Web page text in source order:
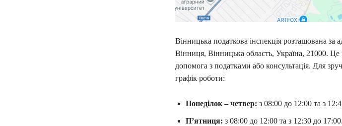
Вінницька податкова інспекція розташована
Вінниця, Вінницька область, Україна, 21000.
допомога з податками або консультація. Для
графік роботи:
Понеділок – четвер: з 08:00 до 12:00 та з
П’ятниця: з 08:00 до 12:00 та з 12:30 до 17:00.